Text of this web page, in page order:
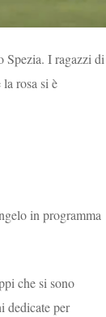
Spezia. I ragazzi di
rosa si è
in programma
che si sono
dedicate per